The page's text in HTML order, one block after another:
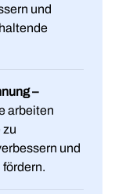
und
–
arbeiten
zu
und